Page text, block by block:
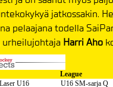
jatkossakin.
pelaajana todella
urheilujohtaja Harri Aho